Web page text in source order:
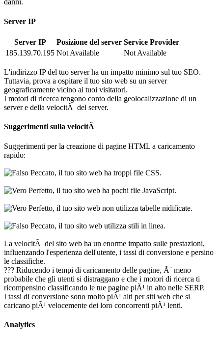
danni.
Server IP
Server IP Posizione del server Service Provider
185.139.70.195 Not Available Not Available
L'indirizzo IP del tuo server ha un impatto minimo sul tuo SEO.
Tuttavia, prova a ospitare il tuo sito web su un server
geograficamente vicino ai tuoi visitatori.
I motori di ricerca tengono conto della geolocalizzazione di un
server e della velocitÃ del server.
Suggerimenti sulla velocitÃ
Suggerimenti per la creazione di pagine HTML a caricamento
rapido:
Peccato, il tuo sito web ha troppi file CSS.
Perfetto, il tuo sito web ha pochi file JavaScript.
Perfetto, il tuo sito web non utilizza tabelle nidificate.
Peccato, il tuo sito web utilizza stili in linea.
La velocitÃ del sito web ha un enorme impatto sulle prestazioni,
influenzando l'esperienza dell'utente, i tassi di conversione e persino
le classifiche.
??? Riducendo i tempi di caricamento delle pagine, Ã¨ meno
probabile che gli utenti si distraggano e che i motori di ricerca ti
ricompensino classificando le tue pagine piÃ¹ in alto nelle SERP.
I tassi di conversione sono molto piÃ¹ alti per siti web che si
caricano piÃ¹ velocemente dei loro concorrenti piÃ¹ lenti.
Analytics